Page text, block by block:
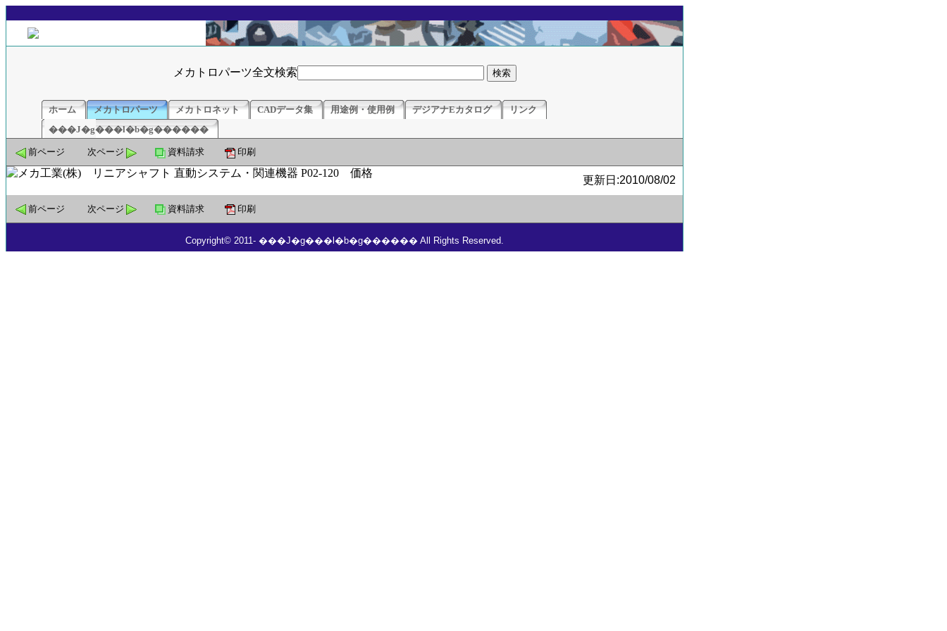
メカトロパーツ全文検索
ホーム メカトロパーツ メカトロネット CADデータ集 用途例・使用例 デジアナEカタログ
リンク
���J�g���l�b�g������
前ページ 次ページ 資料請求 印刷
更新日:2010/08/02
前ページ 次ページ 資料請求 印刷
Copyright© 2011- ���J�g���l�b�g������ All Rights Reserved.